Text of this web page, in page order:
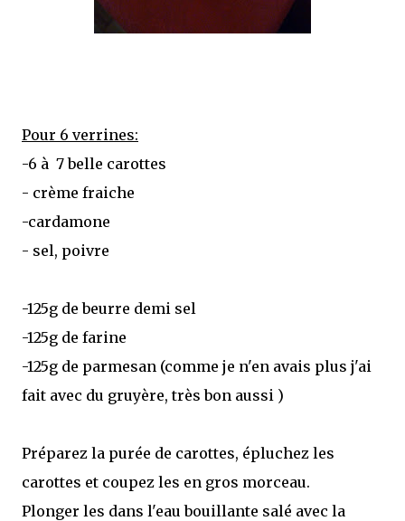
Pour 6 verrines:
-6 à 7 belle carottes
- crème fraiche
-cardamone
- sel, poivre
-125g de beurre demi sel
-125g de farine
-125g de parmesan (comme je n'en avais plus j'ai
fait avec du gruyère, très bon aussi )
Préparez la purée de carottes, épluchez les
carottes et coupez les en gros morceau.
Plonger les dans l'eau bouillante salé avec la